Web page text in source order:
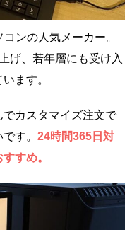
ンの人気メーカー。
げ、若年層にも受け入
ます。
カスタマイズ注文で
す。 24時間365日対
すめ。